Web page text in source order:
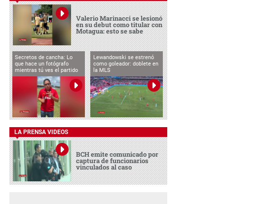
Valerio Marinacci se lesionó
en su debut como titular con
Motagua: esto se sabe
Secretos de cancha: Lo
que hace un fotógrafo
mientras tú ves el partido
Lewandowski se estrenó
como goleador: doblete en
la MLS
LA PRENSA VIDEOS
BCH emite comunicado por
captura de funcionarios
vinculados al caso